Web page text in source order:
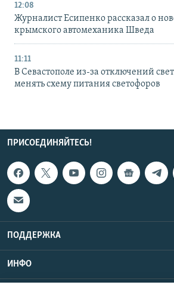
12:08
Журналист Есипенко рассказал о
крымского автомеханика Шведа
11:11
В Севастополе из-за отключений
менять схему питания светофоров
ПРИСОЕДИНЯЙТЕСЬ!
ПОДДЕРЖКА
ИНФО